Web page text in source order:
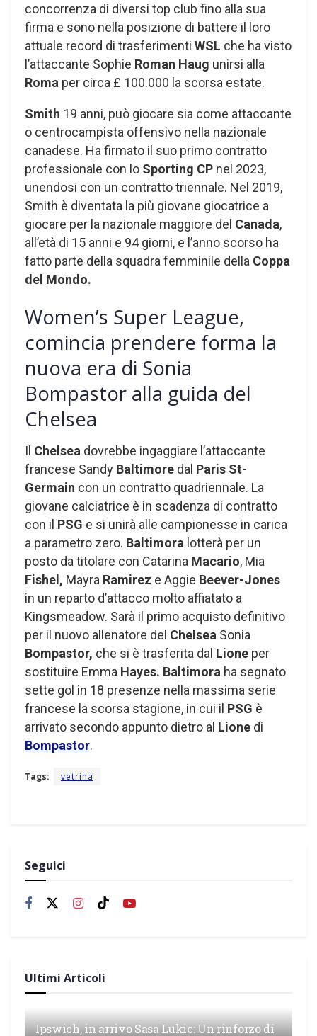
concorrenza di diversi top club fino alla sua
firma e sono nella posizione di battere il loro
attuale record di trasferimenti WSL che ha visto
l’attaccante Sophie Roman Haug unirsi alla
Roma per circa £ 100.000 la scorsa estate.
Smith 19 anni, può giocare sia come attaccante
o centrocampista offensivo nella nazionale
canadese. Ha firmato il suo primo contratto
professionale con lo Sporting CP nel 2023,
unendosi con un contratto triennale. Nel 2019,
Smith è diventata la più giovane giocatrice a
giocare per la nazionale maggiore del Canada,
all’età di 15 anni e 94 giorni, e l’anno scorso ha
fatto parte della squadra femminile della Coppa
del Mondo.
Women’s Super League,
comincia prendere forma la
nuova era di Sonia
Bompastor alla guida del
Chelsea
Il Chelsea dovrebbe ingaggiare l’attaccante
francese Sandy Baltimore dal Paris St-
Germain con un contratto quadriennale. La
giovane calciatrice è in scadenza di contratto
con il PSG e si unirà alle campionesse in carica
a parametro zero. Baltimora lotterà per un
posto da titolare con Catarina Macario, Mia
Fishel, Mayra Ramirez e Aggie Beever-Jones
in un reparto d’attacco molto affiatato a
Kingsmeadow. Sarà il primo acquisto definitivo
per il nuovo allenatore del Chelsea Sonia
Bompastor, che si è trasferita dal Lione per
sostituire Emma Hayes. Baltimora ha segnato
sette gol in 18 presenze nella massima serie
francese la scorsa stagione, in cui il PSG è
arrivato secondo appunto dietro al Lione di
Bompastor.
Tags: vetrina
Seguici
Ultimi Articoli
Ipswich, in arrivo Sasa Lukic: Un rinforzo di